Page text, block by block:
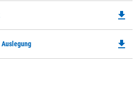
a
file_download
file_download